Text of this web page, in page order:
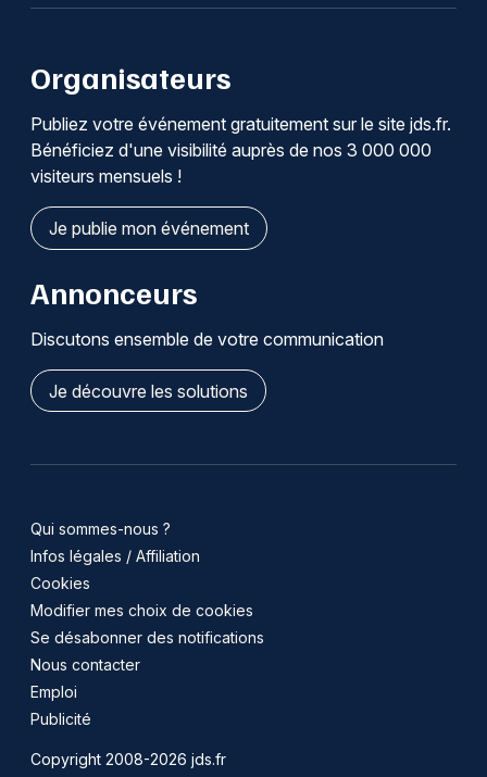
Organisateurs
Publiez votre événement gratuitement sur le site jds.fr.
Bénéficiez d'une visibilité auprès de nos 3 000 000
visiteurs mensuels !
Je publie mon événement
Annonceurs
Discutons ensemble de votre communication
Je découvre les solutions
Qui sommes-nous ?
Infos légales / Affiliation
Cookies
Modifier mes choix de cookies
Se désabonner des notifications
Nous contacter
Emploi
Publicité
Copyright 2008-2026 jds.fr